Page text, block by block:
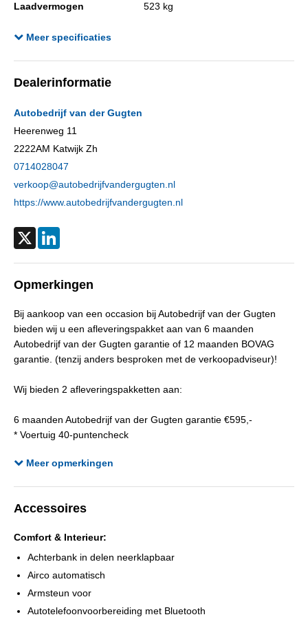
Laadvermogen
523 kg
Aantal cilinders
Kleur
Motorrijtuigenbelasting
Gewicht (leeg)
Aandrijving
Aandrijving
Voorwielaandrijving
Max. trekgewicht
CO₂-emissie
Laksoort
Metallic
BTW verrekenbaar
APK
bij aflevering
Bekleding
Onderhoudsboekjes aanwezig
Ja
Aantal sleutels
Meer specificaties
Dealerinformatie
Autobedrijf van der Gugten
Heerenweg 11
2222AM Katwijk Zh
0714028047
verkoop@autobedrijfvandergugten.nl
https://www.autobedrijfvandergugten.nl
Opmerkingen
Bij aankoop van een occasion bij Autobedrijf van der Gugten
bieden wij u een afleveringspakket aan van 6 maanden
Autobedrijf van der Gugten garantie of 12 maanden BOVAG
garantie. (tenzij anders besproken met de verkoopadviseur)!
Wij bieden 2 afleveringspakketten aan:
6 maanden Autobedrijf van der Gugten garantie €595,-
* Voertuig 40-puntencheck
* 6 maanden garantie
* Bovag voertuig 40-puntencheck
* Complete reinigingsbeurt (interieur en exterieur)
* Nieuwe Apk keuring
Meer opmerkingen
Accessoires
Comfort & Interieur:
Achterbank in delen neerklapbaar
Airco automatisch
Armsteun voor
Autotelefoonvoorbereiding met Bluetooth